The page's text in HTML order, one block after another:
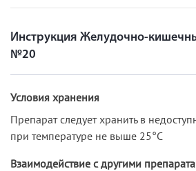
Инструкция Желудочно-
№20
Условия хранения
Препарат следует хранить в
при температуре не выше 25°С
Взаимодействие с другими